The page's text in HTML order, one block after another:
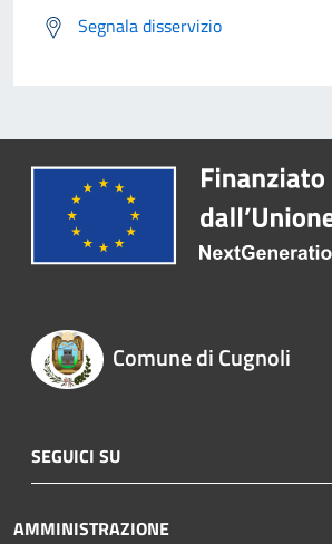
Segnala disservizio
Comune di Cugnoli
SEGUICI SU
AMMINISTRAZIONE